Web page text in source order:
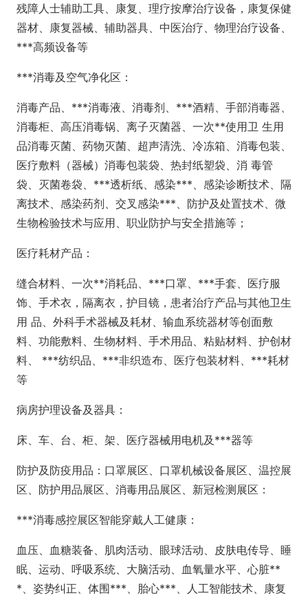
残障人士辅助工具、康复、理疗按摩治疗设备，康复保健
器材、康复器械、辅助器具、中医治疗、物理治疗设备、
***高频设备等
***消毒及空气净化区：
消毒产品、***消毒液、消毒剂、***酒精、手部消毒器、
消毒柜、高压消毒锅、离子灭菌器、一次**使用卫 生用
品消毒灭菌、药物灭菌、超声清洗、冷冻箱、消毒包装、
医疗敷料（器械）消毒包装袋、热封纸塑袋、消 毒管
袋、灭菌卷袋、***透析纸、感染***、感染诊断技术、隔
离技术、感染药剂、交叉感染***、防护及处置技术、微
生物检验技术与应用、职业防护与安全措施等；
医疗耗材产品：
缝合材料、一次**消耗品、***口罩、***手套、医疗服
饰、手术衣，隔离衣，护目镜，患者治疗产品与其他卫生
用 品、外科手术器械及耗材、输血系统器材等创面敷
料、功能敷料、生物材料、手术用品、粘贴材料、护创材
料、 ***纺织品、***非织造布、医疗包装材料、***耗材
等
病房护理设备及器具：
床、车、台、柜、架、医疗器械用电机及***器等
防护及防疫用品：口罩展区、口罩机械设备展区、温控展
区、防护用品展区、消毒用品展区、新冠检测展区：
***消毒感控展区智能穿戴人工健康：
血压、血糖装备、肌肉活动、眼球活动、皮肤电传导、睡
眠、运动、呼吸系统、大脑活动、血氧量水平、心脏**
*、姿势纠正、体围***、胎心***、人工智能技术、康复